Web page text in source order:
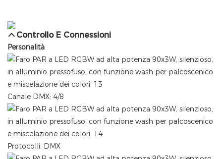
Controllo E Connessioni
Personalità
Canale DMX: 4/8
Protocolli: DMX